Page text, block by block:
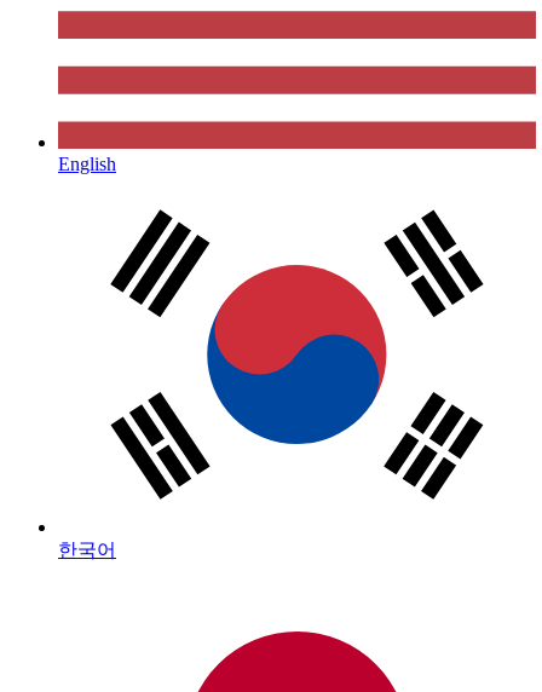
English
한국어